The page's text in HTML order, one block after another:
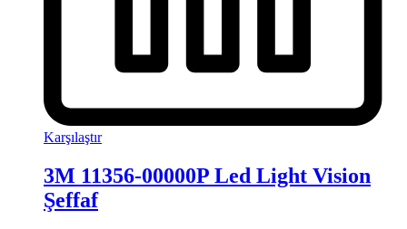
Karşılaştır
3M 11356-00000P Led Light Vision
Şeffaf